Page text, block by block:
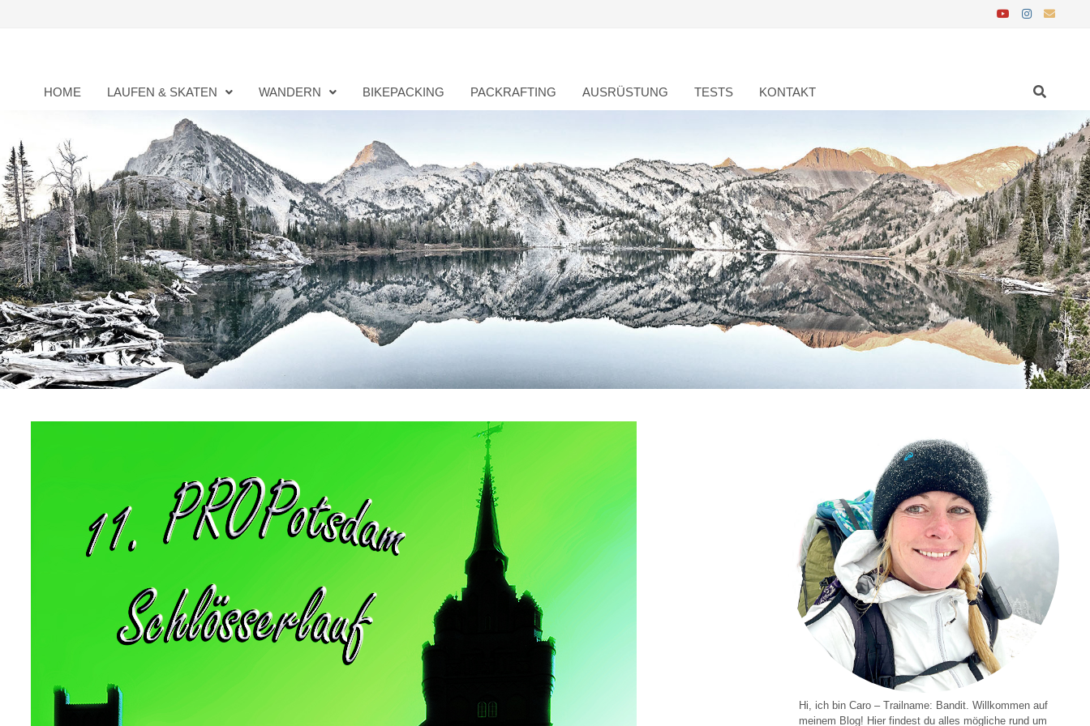
HOME LAUFEN & SKATEN WANDERN BIKEPACKING PACKRAFTING AUSRÜSTUNG TESTS KONTAKT
Hi, ich bin Caro – Trailname: Bandit. Willkommen auf
meinem Blog! Hier findest du alles mögliche rund um